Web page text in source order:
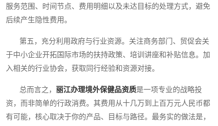
服务范围、时间节点、费用明细以及未达目标的处理方式，避免
后续产生隐性费用。
第五，充分利用政府与行业资源。关注商务部门、贸促会关
于中小企业开拓国际市场的扶持政策、培训讲座和补贴信息。加
入相关的行业协会，获取同行经验和资源对接。
总而言之， 丽江办理境外保健品资质是一项专业的战略投
资，而非简单的行政消费。其费用从十几万到上百万元人民币都
有可能，核心取决于你的产品、目标与路径。最务实的做法是，